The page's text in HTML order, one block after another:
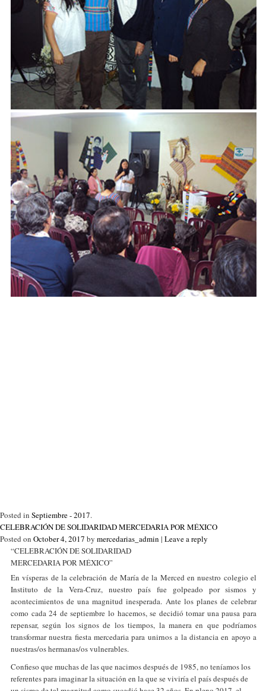
Posted in Septiembre - 2017.
CELEBRACIÓN DE SOLIDARIDAD MERCEDARIA POR MÉXICO
Posted on October 4, 2017 by mercedarias_admin | Leave a reply
“CELEBRACIÓN DE SOLIDARIDAD
MERCEDARIA POR MÉXICO”
En vísperas de la celebración de María de la Merced en nuestro colegio el
Instituto de la Vera-Cruz, nuestro país fue golpeado por sismos y
acontecimientos de una magnitud inesperada. Ante los planes de celebrar
como cada 24 de septiembre lo hacemos, se decidió tomar una pausa para
repensar, según los signos de los tiempos, la manera en que podríamos
transformar nuestra fiesta mercedaria para unirnos a la distancia en apoyo a
nuestras/os hermanas/os vulnerables.
Confieso que muchas de las que nacimos después de 1985, no teníamos los
referentes para imaginar la situación en la que se viviría el país después de